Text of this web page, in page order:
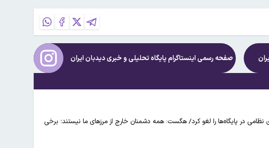
صفحه رسمی اینستاگرام پایگاه تحلیلی و خبریدیدبان ایران
در پایگاه‌ها را لغو کرد/ هگست: همه دشمنان خارج از مرزهای ما نیستند؛ برخی